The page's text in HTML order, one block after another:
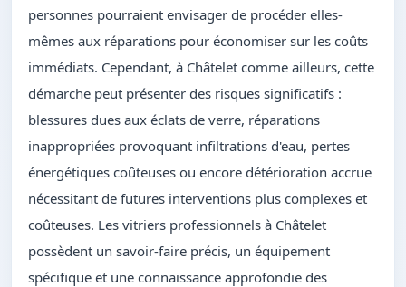
personnes pourraient envisager de procéder elles-
mêmes aux réparations pour économiser sur les coûts
immédiats. Cependant, à Châtelet comme ailleurs, cette
démarche peut présenter des risques significatifs :
blessures dues aux éclats de verre, réparations
inappropriées provoquant infiltrations d'eau, pertes
énergétiques coûteuses ou encore détérioration accrue
nécessitant de futures interventions plus complexes et
coûteuses. Les vitriers professionnels à Châtelet
possèdent un savoir-faire précis, un équipement
spécifique et une connaissance approfondie des